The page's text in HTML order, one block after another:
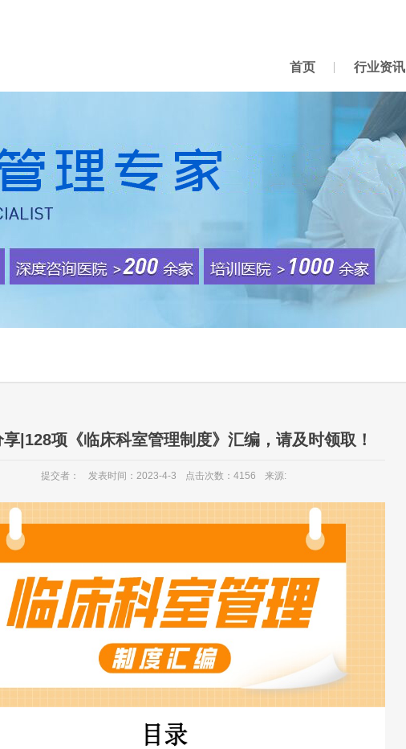
首页 行业资讯
享|128项《临床科室管理制度》汇编，请及时领取！
提交者： 发表时间：2023-4-3 点击次数：4156 来源: